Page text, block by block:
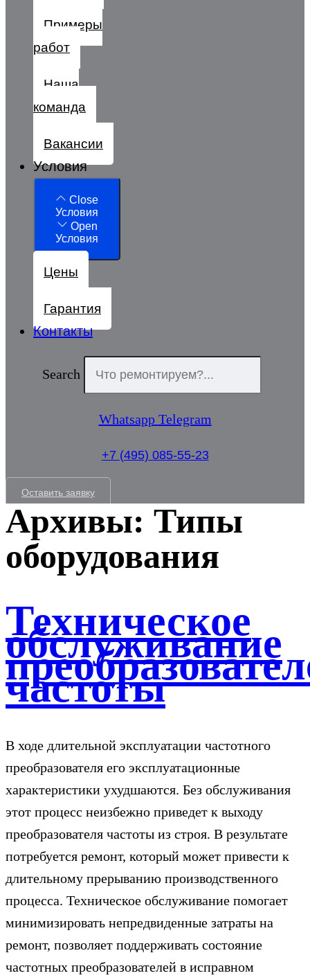
Примеры
работ
Наша
команда
Вакансии
Условия
Close
Условия
Open
Условия
Цены
Гарантия
Контакты
Search
Whatsapp Telegram
+7 (495) 085-55-23
Оставить заявку
Архивы: Типы
оборудования
Техническое
обслуживание
частоты
В ходе длительной эксплуатации частотного
преобразователя его эксплуатационные
характеристики ухудшаются. Без обслуживания
этот процесс неизбежно приведет к выходу
преобразователя частоты из строя. В результате
потребуется ремонт, который может привести к
длительному прерыванию производственного
процесса. Техническое обслуживание помогает
минимизировать непредвиденные затраты на
ремонт, позволяет поддерживать состояние
частотных преобразователей в исправном